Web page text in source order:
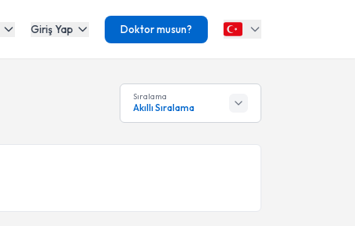
Giriş Yap Doktor musun?
Sıralama
Akıllı Sıralama